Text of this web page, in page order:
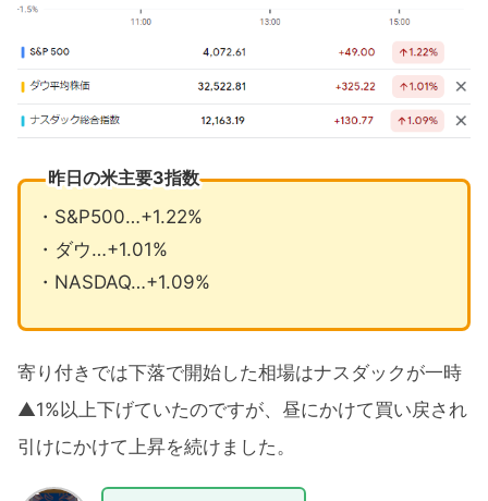
昨日の米主要3指数
・S&P500…+1.22%
・ダウ…+1.01%
・NASDAQ…+1.09%
寄り付きでは下落で開始した相場はナスダックが一時
▲1%以上下げていたのですが、昼にかけて買い戻され
引けにかけて上昇を続けました。